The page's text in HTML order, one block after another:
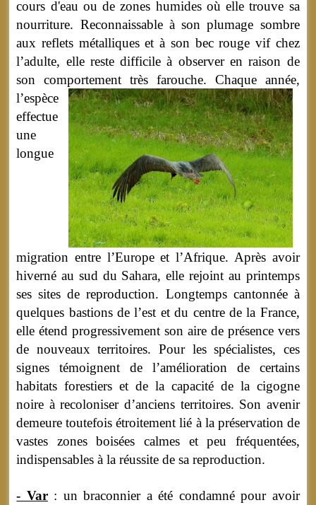
cours d'eau ou de zones humides où elle trouve sa
nourriture. Reconnaissable à son plumage sombre
aux reflets métalliques et à son bec rouge vif chez
l’adulte, elle reste difficile à observer en raison de
son comportement très farouche. Chaque année,
l’espèce
effectue
une
longue
migration entre l’Europe et l’Afrique. Après avoir
hiverné au sud du Sahara, elle rejoint au printemps
ses sites de reproduction. Longtemps cantonnée à
quelques bastions de l’est et du centre de la France,
elle étend progressivement son aire de présence vers
de nouveaux territoires. Pour les spécialistes, ces
signes témoignent de l’amélioration de certains
habitats forestiers et de la capacité de la cigogne
noire à recoloniser d’anciens territoires. Son avenir
demeure toutefois étroitement lié à la préservation de
vastes zones boisées calmes et peu fréquentées,
indispensables à la réussite de sa reproduction.
- Var: un braconnier a été condamné pour avoir